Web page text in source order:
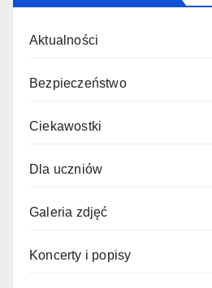
Aktualności
Bezpieczeństwo
Ciekawostki
Dla uczniów
Galeria zdjęć
Koncerty i popisy